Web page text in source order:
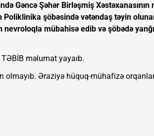
Gəncə Şəhər Birləşmiş Xəstəxanasının
Poliklinika şöbəsində vətəndaş təyin
mübahisə edib və şöbədə
məlumat yayaıb.
olmayıb. Əraziyə hüquq-mühafizə